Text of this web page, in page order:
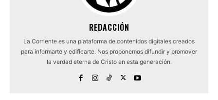
REDACCIÓN
La Corriente es una plataforma de contenidos digitales creados
para informarte y edificarte. Nos proponemos difundir y promover
la verdad eterna de Cristo en esta generación.